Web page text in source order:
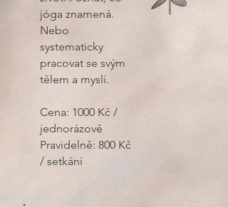
jóga znamená.
Nebo
systematicky
pracovat se svým
tělem a myslí.
Cena: 1000 Kč /
jednorázově
Pravidelně: 800 Kč
/ setkání